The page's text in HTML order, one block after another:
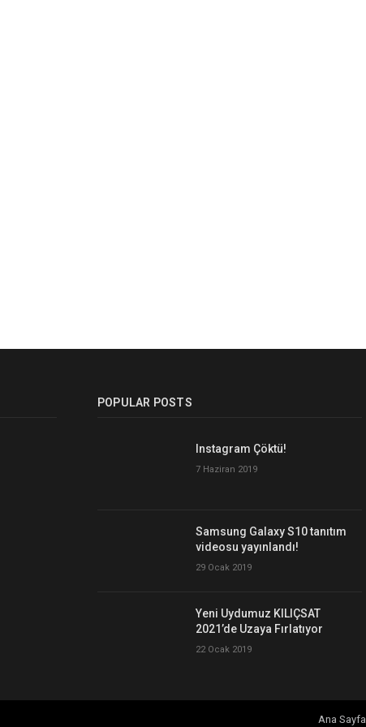
POPULAR POSTS
Instagram Çöktü!
7 Haziran 2019
Samsung Galaxy S10 tanıtım
videosu yayınlandı!
29 Ocak 2019
Yeni Uydumuz KILIÇSAT
2021’de Uzaya Fırlatıyor
22 Ocak 2019
Ana Sayfa